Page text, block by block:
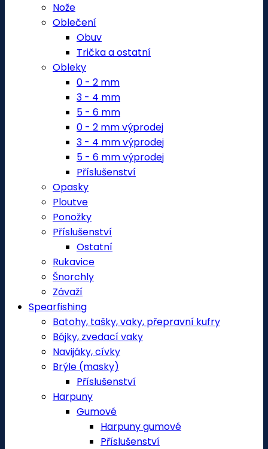
Nože
Oblečení
Obuv
Trička a ostatní
Obleky
0 - 2 mm
3 - 4 mm
5 - 6 mm
0 - 2 mm výprodej
3 - 4 mm výprodej
5 - 6 mm výprodej
Příslušenství
Opasky
Ploutve
Ponožky
Příslušenství
Ostatní
Rukavice
Šnorchly
Závaží
Spearfishing
Batohy, tašky, vaky, přepravní kufry
Bójky, zvedací vaky
Navijáky, cívky
Brýle (masky)
Příslušenství
Harpuny
Gumové
Harpuny gumové
Příslušenství